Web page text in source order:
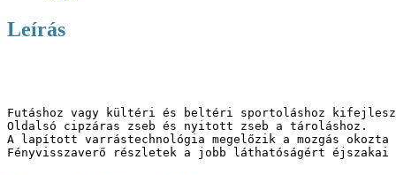
Leírás
Futáshoz vagy kültéri és beltéri sportoláshoz
Oldalsó cipzáras zseb és nyitott zseb a tároláshoz.
A lapított varrástechnológia megelőzik a mozgás